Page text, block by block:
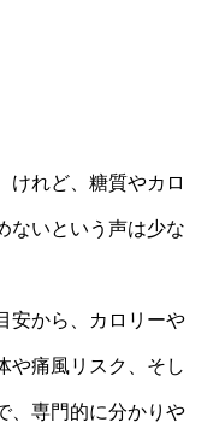
けれど、糖質やカロ
ないという声は少な
安から、カロリーや
や痛風リスク、そし
、専門的に分かりや